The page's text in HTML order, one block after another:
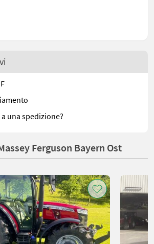
una spedizione?
Ferguson Bayern Ost